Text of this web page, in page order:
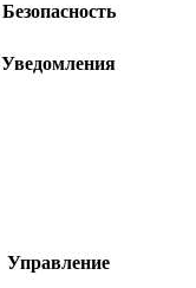
Безопасность
Уведомления
Управление